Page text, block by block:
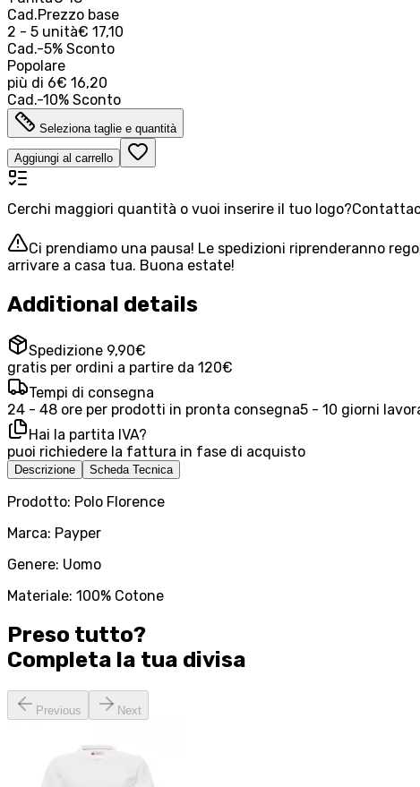
Cad.Prezzo base
2 - 5 unità€ 17,10
Cad.-5% Sconto
Popolare
più di 6€ 16,20
Cad.-10% Sconto
Seleziona taglie e quantità
Aggiungi al carrello
Cerchi maggiori quantità o vuoi inserire il tuo logo?
Ci prendiamo una pausa! Le spedizioni riprenderanno
arrivare a casa tua. Buona estate!
Additional details
Spedizione 9,90€
gratis per ordini a partire da 120€
Tempi di consegna
24 - 48 ore per prodotti in pronta consegna5 - 10 giorni
Hai la partita IVA?
puoi richiedere la fattura in fase di acquisto
Descrizione Scheda Tecnica
Prodotto: Polo Florence
Marca: Payper
Genere: Uomo
Materiale: 100% Cotone
Preso tutto?
Completa la tua divisa
Previous Next